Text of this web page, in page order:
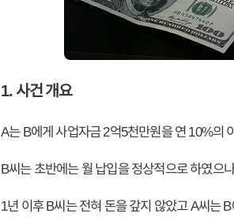
1. 사건 개요
A는 B에게 사업자금 2억5천만원을 연 10%의
B씨는 초반에는 월 납입을 정상적으로 하였으
1년 이후 B씨는 전혀 돈을 갚지 않았고 A씨는